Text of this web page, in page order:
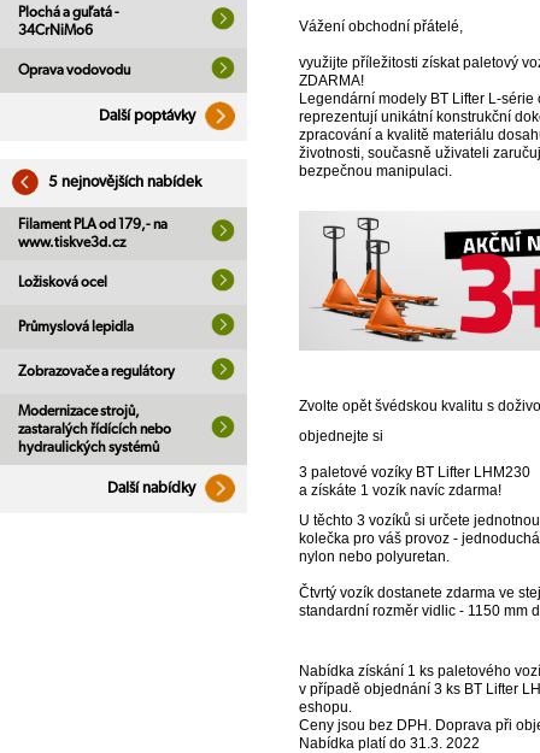
Plochá a guľatá -
34CrNiMo6
Oprava vodovodu
Další poptávky
5 nejnovějších nabídek
Filament PLA od 179,- na
www.tiskve3d.cz
Ložisková ocel
Průmyslová lepidla
Zobrazovače a regulátory
Modernizace strojů,
zastaralých řídících nebo
hydraulických systémů
Další nabídky
Vážení obchodní přátelé,
využijte příležitosti získat paletový
ZDARMA!
Legendární modely BT Lifter L-série
reprezentují unikátní konstrukční
zpracování a kvalitě materiálu
životnosti, současně uživateli
bezpečnou manipulaci.
Zvolte opět švédskou kvalitu s
objednejte si
3 paletové vozíky BT Lifter LHM230
a získáte 1 vozík navíc zdarma!
U těchto 3 vozíků si určete
kolečka pro váš provoz -
nylon nebo polyuretan.
Čtvrtý vozík dostanete zdarma ve
standardní rozměr vidlic - 1150 mm
Nabídka získání 1 ks paletového
v případě objednání 3 ks BT Lifter
eshopu.
Ceny jsou bez DPH. Doprava při
Nabídka platí do 31.3. 2022